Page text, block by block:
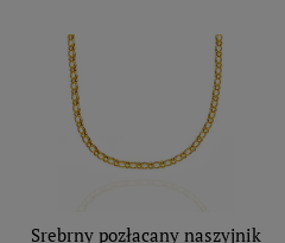
Srebrny pozłacany naszyjnik